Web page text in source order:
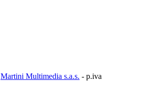
Martini Multimedia s.a.s. - p.iva